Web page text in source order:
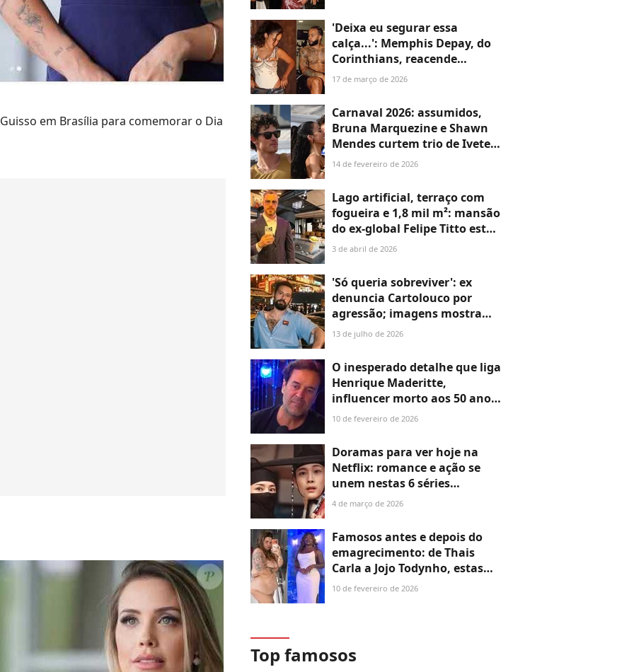
em Brasília para comemorar o Dia
desfile de luxo; veja +35 fotos
'Deixa eu segurar essa
calça...': Memphis Depay, do
Corinthians, reacende
rumores de romance com
SBT; apresentadora já se
posicionou sobre boatos
17 de março de 2026
Carnaval 2026: assumidos,
Bruna Marquezine e Shawn
Mendes curtem trio de Ivete
Sangalo em clima de
14 de fevereiro de 2026
Lago artificial, terraço com
fogueira e 1,8 mil m²: mansão
do ex-global Felipe Titto está
à venda por R$ 30 milhões e é
fotos impressionantes
3 de abril de 2026
'Só queria sobreviver': ex
denuncia Cartolouco por
agressão; imagens mostram
ex-jornalista da Globo e ex-'A
namorada com cigarro
13 de julho de 2026
O inesperado detalhe que liga
Henrique Maderitte,
influencer morto aos 50 anos,
e Zé Felipe, ex de Ana Castela
10 de fevereiro de 2026
Doramas para ver hoje na
Netflix: romance e ação se
unem nestas 6 séries
espetaculares que pouca
4 de março de 2026
Famosos antes e depois do
emagrecimento: de Thais
Carla a Jojo Todynho, estas
são as 20 transformações
10 de fevereiro de 2026
Top famosos